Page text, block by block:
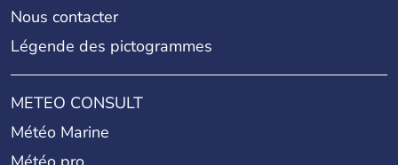
Nous contacter
Légende des pictogrammes
METEO CONSULT
Météo Marine